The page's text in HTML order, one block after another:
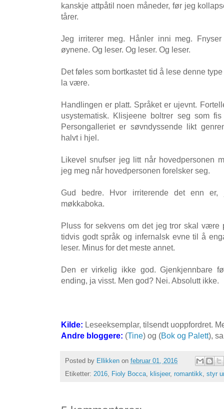
kanskje attpåtil noen måneder, før jeg
tårer.
Jeg irriterer meg. Hånler inni meg.
øynene. Og leser. Og leser. Og leser.
Det føles som bortkastet tid å lese denne
la være.
Handlingen er platt. Språket er ujevnt.
usystematisk. Klisjeene boltrer seg som
Persongalleriet er søvndyssende likt
halvt i hjel.
Likevel snufser jeg litt når hovedpersonen
jeg meg når hovedpersonen forelsker seg.
Gud bedre. Hvor irriterende det enn
møkkaboka.
Pluss for sekvens om det jeg tror skal være
tidvis godt språk og infernalsk evne til å
leser. Minus for det meste annet.
Den er virkelig ikke god. Gjenkjennbare
ending, ja visst. Men god? Nei. Absolutt ikke.
Kilde: Leseeksemplar, tilsendt uoppfordret.
Andre bloggere: (Tine) og (Bok og Palett),
Posted by Ellikken on februar 01, 2016
Etiketter: 2016, Fioly Bocca, klisjeer, romantikk, styr